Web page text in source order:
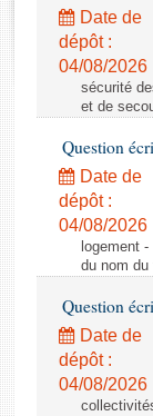
Rapports
Rapports sur
Baromètre de
Dossiers
Budget et
Questions
Comptes
Date de
dépôt :
04/08/2026
sécurité
et de
Question
Date de
dépôt :
04/08/2026
logement
du nom du
Question
Date de
dépôt :
04/08/2026